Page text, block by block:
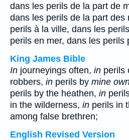
dans les perils de la part de
dans les perils de la part des
perils à la ville, dans les
perils en mer, dans les perils
King James Bible
In journeyings often, in perils
robbers, in perils by mine
perils by the heathen, in
in the wilderness, in perils in
among false brethren;
English Revised Version